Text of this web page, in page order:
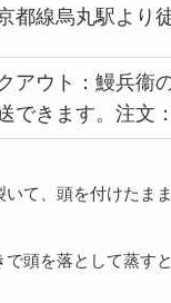
都線烏丸駅より
アウト：鰻兵衞
できます。注文
いて、頭を付けたま
で頭を落として蒸す